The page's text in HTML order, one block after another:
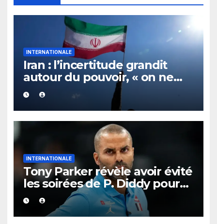
INTERNATIONALE
Iran : l’incertitude grandit
autour du pouvoir, « on ne
sait plus vraiment qui
gouverne »
INTERNATIONALE
Tony Parker révèle avoir évité
les soirées de P. Diddy pour
protéger Eva Longoria